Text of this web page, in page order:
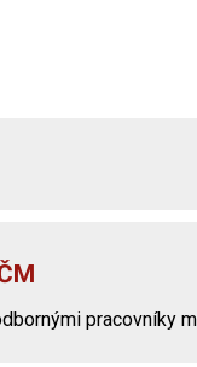
pracovníky